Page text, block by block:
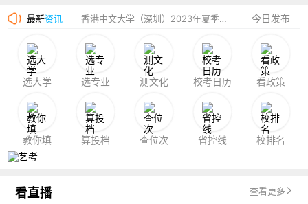
最新资讯 香港中文大学（深圳）2023年夏季高考招生简章 今日发布
选大学 选专业 测文化 校考日历 看政策
教你填 算投档 查位次 省控线 校排名
看直播 查看更多